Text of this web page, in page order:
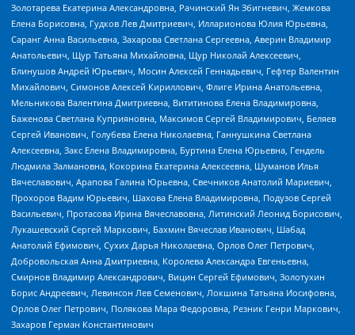
Золотарева Екатерина Александровна, Рачинский Ян Збигневич, Жемкова
Елена Борисовна, Гудков Лев Дмитриевич, Илларионова Юлия Юрьевна,
Саранг Анна Васильевна, Захарова Светлана Сергеевна, Аверин Владимир
Анатольевич, Щур Татьяна Михайловна, Щур Николай Алексеевич,
Блинушов Андрей Юрьевич, Мосин Алексей Геннадьевич, Гефтер Валентин
Михайлович, Симонов Алексей Кириллович, Флиге Ирина Анатольевна,
Мельникова Валентина Дмитриевна, Вититинова Елена Владимировна,
Баженова Светлана Куприяновна, Максимов Сергей Владимирович, Беляев
Сергей Иванович, Голубева Елена Николаевна, Ганнушкина Светлана
Алексеевна, Закс Елена Владимировна, Буртина Елена Юрьевна, Гендель
Людмила Залмановна, Кокорина Екатерина Алексеевна, Шуманов Илья
Вячеславович, Арапова Галина Юрьевна, Свечников Анатолий Мариевич,
Прохоров Вадим Юрьевич, Шахова Елена Владимировна, Подузов Сергей
Васильевич, Протасова Ирина Вячеславовна, Литинский Леонид Борисович,
Лукашевский Сергей Маркович, Бахмин Вячеслав Иванович, Шабад
Анатолий Ефимович, Сухих Дарья Николаевна, Орлов Олег Петрович,
Добровольская Анна Дмитриевна, Королева Александра Евгеньевна,
Смирнов Владимир Александрович, Вицин Сергей Ефимович, Золотухин
Борис Андреевич, Левинсон Лев Семенович, Локшина Татьяна Иосифовна,
Орлов Олег Петрович, Полякова Мара Федоровна, Резник Генри Маркович,
Захаров Герман Константинович